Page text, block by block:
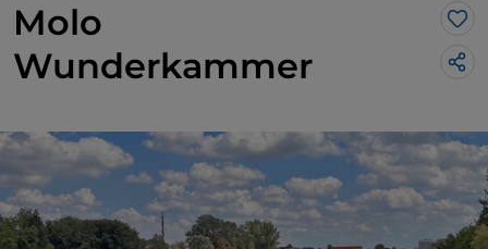
Molo
Wunderkammer